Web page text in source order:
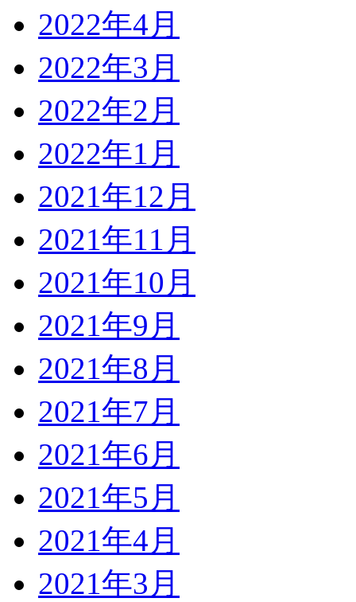
2022年4月
2022年3月
2022年2月
2022年1月
2021年12月
2021年11月
2021年10月
2021年9月
2021年8月
2021年7月
2021年6月
2021年5月
2021年4月
2021年3月